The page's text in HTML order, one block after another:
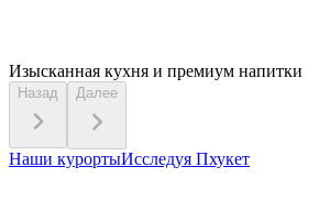
Изысканная кухня и премиум напитки
Назад Далее
Наши курортыИсследуя Пхукет